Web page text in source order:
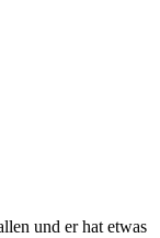
und er hat etwas